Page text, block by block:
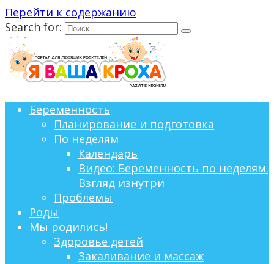
Перейти к содержанию
Search for:
Беременность
Планирование и подготовка
По неделям
Календарь
Видео: Беременность по неделям.
Взгляд изнутри
Проблемы
Роды
Мы родились!
Здоровье детей
Закаливание и массаж